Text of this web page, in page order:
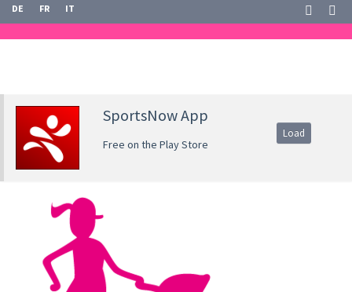
DE FR IT
SportsNow App
Free on the Play Store
Load